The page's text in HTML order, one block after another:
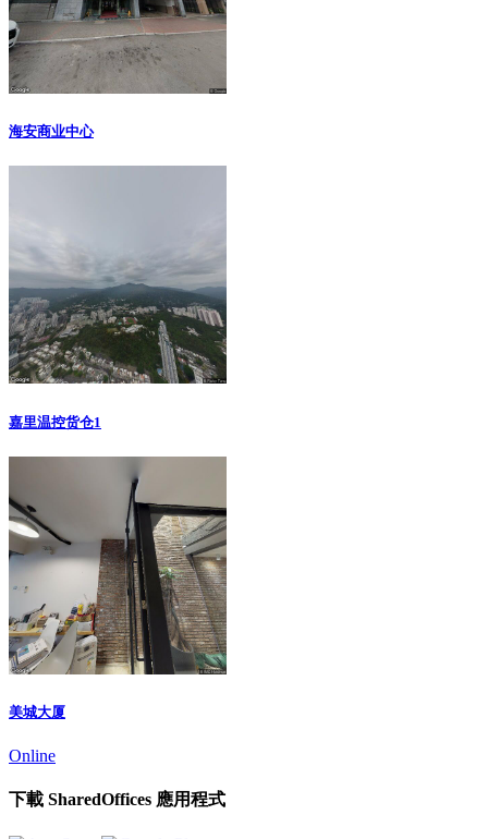
海安商业中心
嘉里温控货仓1
美城大厦
Online
下載 SharedOffices 應用程式